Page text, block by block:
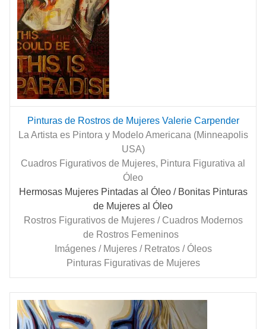
Pinturas de Rostros de Mujeres Valerie Carpender
La Artista es Pintora y Modelo Americana (Minneapolis
USA)
Cuadros Figurativos de Mujeres, Pintura Figurativa al
Óleo
Hermosas Mujeres Pintadas al Óleo/ Bonitas Pinturas
de Mujeres al Óleo
Rostros Figurativos de Mujeres / Cuadros Modernos
de Rostros Femeninos
Imágenes / Mujeres / Retratos / Óleos
Pinturas Figurativas de Mujeres